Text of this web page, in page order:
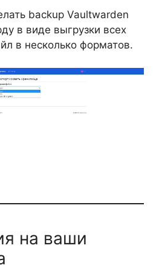
backup Vaultwarden
в виде выгрузки всех
в несколько форматов.
на ваши